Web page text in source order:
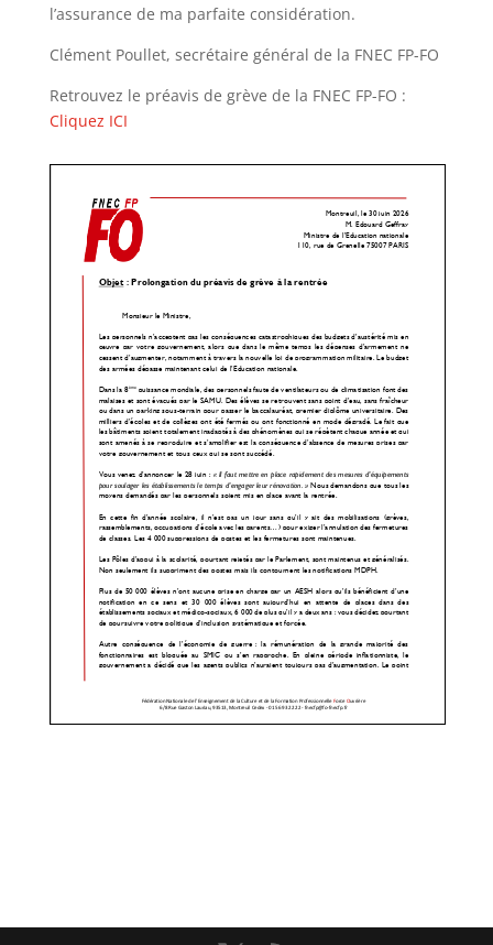
l’assurance de ma parfaite considération.
Clément Poullet, secrétaire général de la FNEC FP-FO
Retrouvez le préavis de grève de la FNEC FP-FO :
Cliquez ICI